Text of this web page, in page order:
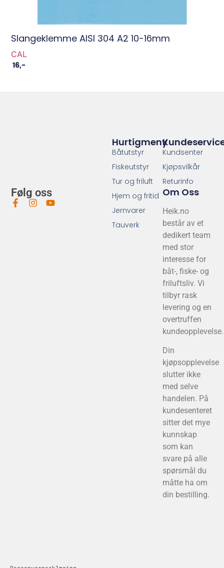
Slangeklemme AISI 304 A2 10-16mm
CAL
16,-
Følg oss
Kundsenter
Kjøpsvilkår
Returinfo
Om Oss
Heik.no
består av et
dedikert team
med stor
interesse for
båt-, fiske- og
friluftsliv. Vi
tilbyr rask
levering og en
overtruffen
kundeopplevelse.
Din
kjøpsopplevelse
slutter ikke
med selve
handelen. På
kundesenteret
sitter det mye
kunnskap
som kan
svare på alle
spørsmål du
måtte ha om
din bestilling.
Hurtigmeny
Båtutstyr
Fiskeutstyr
Tur og friluft
Hjem og fritid
Jernvarer
Tauverk